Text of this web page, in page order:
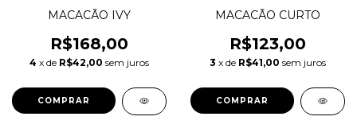
MACACÃO IVY
R$168,00
4 x de R$42,00 sem juros
COMPRAR
MACACÃO CURTO
R$123,00
3 x de R$41,00 sem juros
COMPRAR